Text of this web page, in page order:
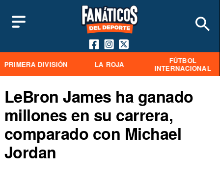
PRIMERA DIVISIÓN LA ROJA
FÚTBOL
INTERNACIONAL
LeBron James ha ganado
millones en su carrera,
comparado con Michael
Jordan